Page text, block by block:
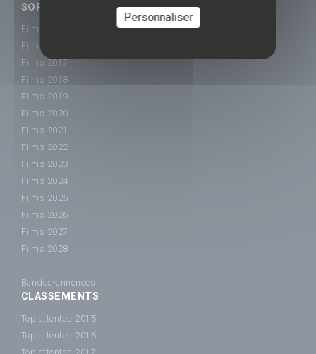
SORTIE CINÉ
Films 2015
Films 2016
Films 2017
Films 2018
Films 2019
Films 2020
Films 2021
Films 2022
Films 2023
Films 2024
Films 2025
Films 2026
Films 2027
Films 2028
Bandes-annonces
CLASSEMENTS
Top attentes 2015
Top attentes 2016
Personnaliser